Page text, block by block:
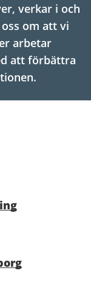
verkar i och
om att vi
arbetar
att förbättra